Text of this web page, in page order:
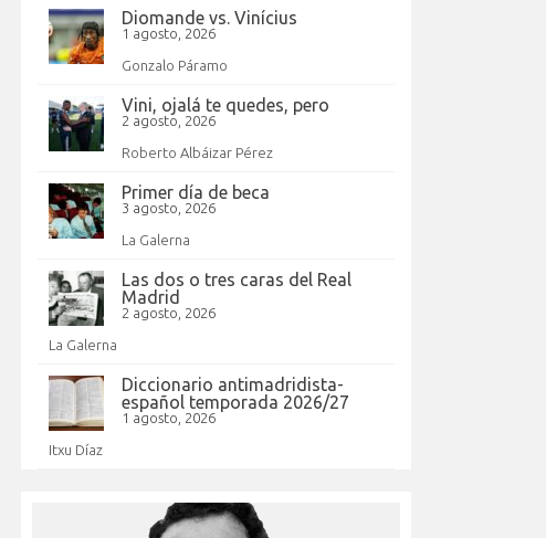
Diomande vs. Vinícius
1 agosto, 2026
Gonzalo Páramo
Vini, ojalá te quedes, pero
2 agosto, 2026
Roberto Albáizar Pérez
Primer día de beca
3 agosto, 2026
La Galerna
Las dos o tres caras del Real
Madrid
2 agosto, 2026
La Galerna
Diccionario antimadridista-
español temporada 2026/27
1 agosto, 2026
Itxu Díaz